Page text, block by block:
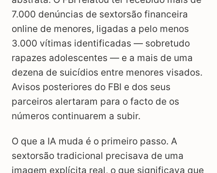
7.000 denúncias de sextorsão financeira
online de menores, ligadas a pelo menos
3.000 vítimas identificadas — sobretudo
rapazes adolescentes — e a mais de uma
dezena de suicídios entre menores visados.
Avisos posteriores do FBI e dos seus
parceiros alertaram para o facto de os
números continuarem a subir.
O que a IA muda é o primeiro passo. A
sextorsão tradicional precisava de uma
imagem explícita real, o que significava que